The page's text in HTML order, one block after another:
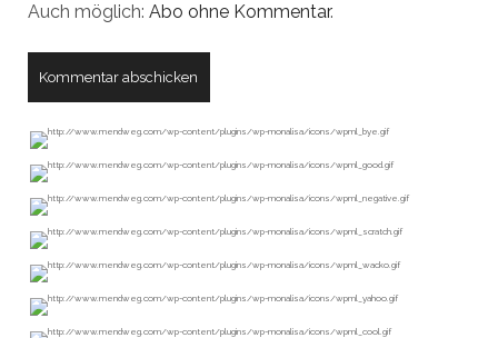
Auch möglich: Abo ohne Kommentar.